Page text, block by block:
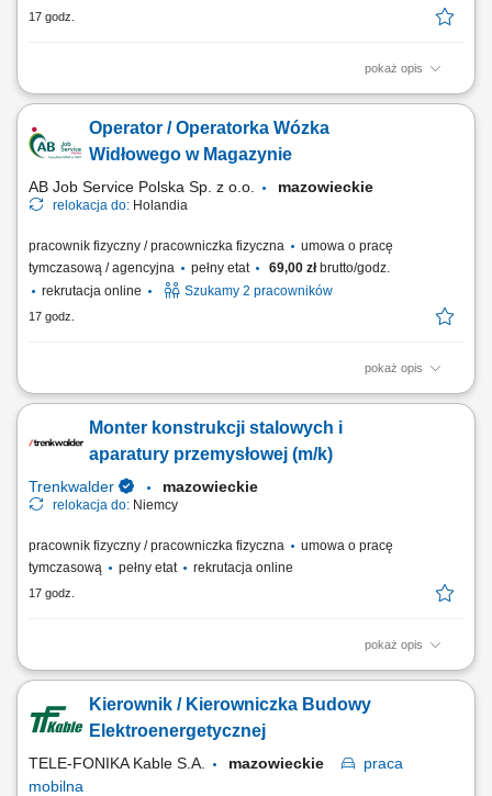
17 godz.
pokaż opis
Opis stanowiska realizacja zadań na linii produkcyjnej w zakładzie
transportowych linii produkcyjnej, utrzymywanie porządku w miejscu
wykonywania obowiązków, przestrzeganie obowiązujących procedur
Operator / Operatorka Wózka
Widłowego w Magazynie
AB Job Service Polska Sp. z o.o. mazowieckie
relokacja do: Holandia
pracownik fizyczny / pracowniczka fizyczna
umowa o pracę
tymczasową / agencyjna
pełny etat 69,00 złbrutto/godz.
rekrutacja online
Szukamy 2 pracowników
17 godz.
pokaż opis
Opis stanowiska transport produktów spożywczych przy użyciu wózków
załadunków oraz rozładunków samochodów ciężarowych, kompletacja
zamówień przygotowywanych do wysyłki, rozmieszczanie towarów
Monter konstrukcji stalowych i
aparatury przemysłowej (m/k)
Trenkwalder mazowieckie
relokacja do: Niemcy
pracownik fizyczny / pracowniczka fizyczna
umowa o pracę
tymczasową
pełny etat rekrutacja online
17 godz.
pokaż opis
Twoje zadania montaż konstrukcji stalowych i aparatury stalowej
rysunkiem technicznym.
Kierownik / Kierowniczka Budowy
Elektroenergetycznej
TELE-FONIKA Kable S.A. mazowieckie
praca
mobilna